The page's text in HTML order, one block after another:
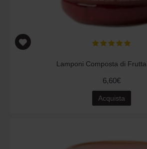
Lamponi Composta di
6,60€
Acquista